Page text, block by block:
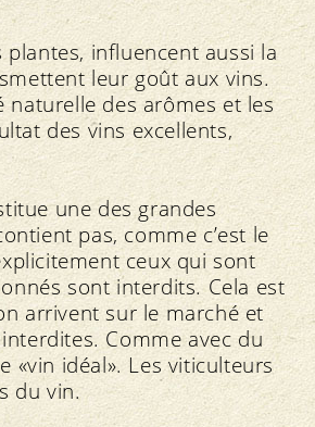
influencent aussi la
leur goût aux vins.
des arômes et les
des vins excellents,
une des grandes
pas, comme c’est le
ceux qui sont
sont interdits. Cela est
arrivent sur le marché et
Comme avec du
«vin idéal». Les viticulteurs
du vin.